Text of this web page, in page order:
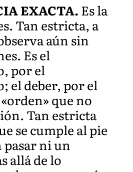
EXACTA.Es la
Tan estricta, a
aún sin
Es el
por el
el deber, por el
que no
Tan estricta
se cumple al pie
pasar ni un
allá de lo